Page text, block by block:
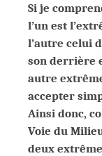
Si je
l’un est
l’autre celui
son derrière
autre
accepter
Ainsi donc,
Voie du
deux